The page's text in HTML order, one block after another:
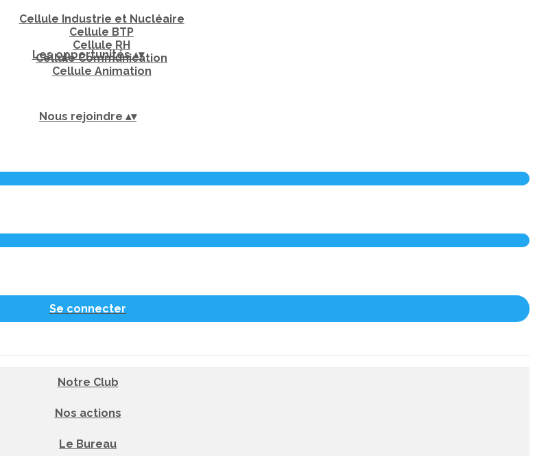
Cellule Industrie et Nucléaire
Cellule BTP
Cellule RH
Cellule Communication
Cellule Animation
Les opportunités▴▾
Nous rejoindre ▴▾
Se connecter
Notre Club
Nos actions
Le Bureau